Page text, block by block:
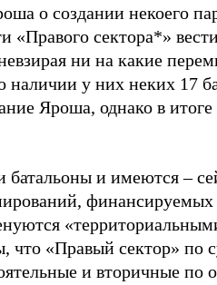
о создании некоего
«Правого сектора*»
ни на какие
наличии у них неких 17
Яроша, однако в
батальоны и имеются –
что «Правый сектор» по
и вторичные